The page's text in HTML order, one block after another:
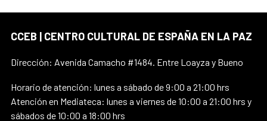
CCEB | CENTRO CULTURAL DE ESPAÑA EN LA PAZ
Dirección: Avenida Camacho #1484. Entre Loayza y Bueno
Horario de atención: lunes a sábado de 9:00 a 21:00 hrs
Atención en Mediateca: lunes a viernes de 10:00 a 21:00 hrs y
sábados de 10:00 a 18:00 hrs